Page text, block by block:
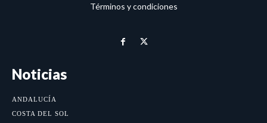
Términos y condiciones
Noticias
ANDALUCÍA
COSTA DEL SOL